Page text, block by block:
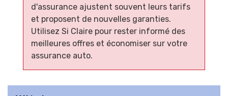
d'assurance ajustent souvent leurs tarifs
et proposent de nouvelles garanties.
Utilisez Si Claire pour rester informé des
meilleures offres et économiser sur votre
assurance auto.